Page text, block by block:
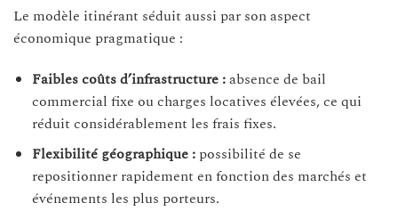
Le modèle itinérant séduit aussi par son aspect
économique pragmatique :
Faibles coûts d’infrastructure :absence de bail
commercial fixe ou charges locatives élevées, ce qui
réduit considérablement les frais fixes.
Flexibilité géographique :possibilité de se
repositionner rapidement en fonction des marchés et
événements les plus porteurs.